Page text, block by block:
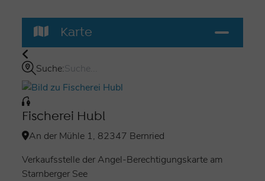
Karte
Suche:
Fischerei Hubl
An der Mühle 1, 82347 Bernried
Verkaufsstelle der Angel-Berechtigungskarte am
Starnberger See